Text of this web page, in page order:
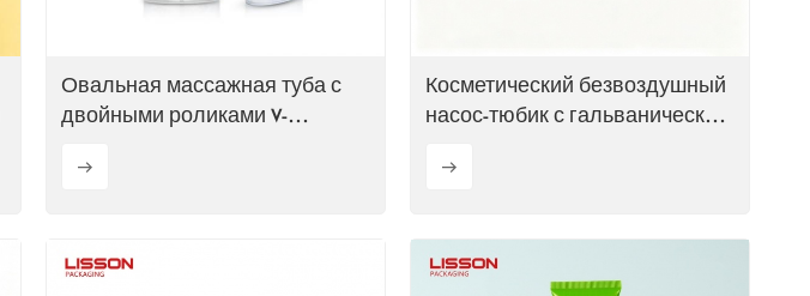
Овальная массажная туба с
двойными роликами V-
Косметический безвоздушный
насос-тюбик с гальваническим